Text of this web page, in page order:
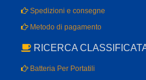
Spedizioni e consegne
Metodo di pagamento
RICERCA
Batteria Per Portatili